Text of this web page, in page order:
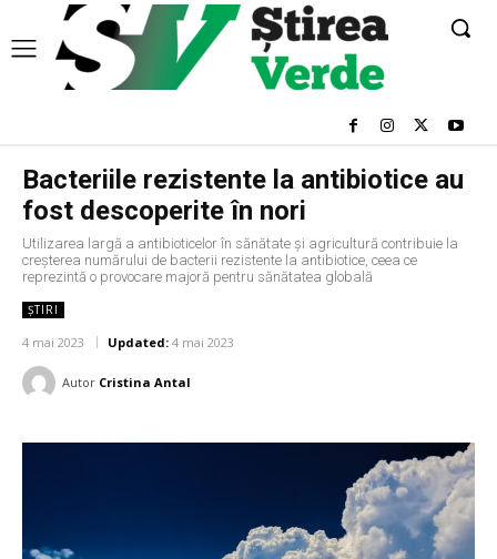
Bacteriile rezistente la antibiotice au
fost descoperite în nori
Utilizarea largă a antibioticelor în sănătate şi agricultură contribuie la
creşterea numărului de bacterii rezistente la antibiotice, ceea ce
reprezintă o provocare majoră pentru sănătatea globală
ȘTIRI
4 mai 2023 Updated: 4 mai 2023
Autor Cristina Antal